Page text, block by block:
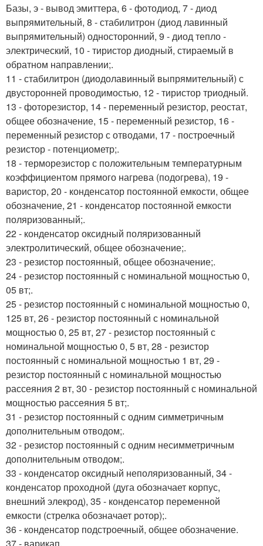
Базы, э - вывод эмиттера, 6 - фотодиод, 7 - диод
выпрямительный, 8 - стабилитрон (диод лавинный
выпрямительный) односторонний, 9 - диод тепло -
электрический, 10 - тиристор диодный, стираемый в
обратном направлении;.
11 - стабилитрон (диодолавинный выпрямительный) с
двусторонней проводимостью, 12 - тиристор триодный.
13 - фоторезистор, 14 - переменный резистор, реостат,
общее обозначение, 15 - переменный резистор, 16 -
переменный резистор с отводами, 17 - построечный
резистор - потенциометр;.
18 - терморезистор с положительным температурным
коэффициентом прямого нагрева (подогрева), 19 -
варистор, 20 - конденсатор постоянной емкости, общее
обозначение, 21 - конденсатор постоянной емкости
поляризованный;.
22 - конденсатор оксидный поляризованный
электролитический, общее обозначение;.
23 - резистор постоянный, общее обозначение;.
24 - резистор постоянный с номинальной мощностью 0,
05 вт;.
25 - резистор постоянный с номинальной мощностью 0,
125 вт, 26 - резистор постоянный с номинальной
мощностью 0, 25 вт, 27 - резистор постоянный с
номинальной мощностью 0, 5 вт, 28 - резистор
постоянный с номинальной мощностью 1 вт, 29 -
резистор постоянный с номинальной мощностью
рассеяния 2 вт, 30 - резистор постоянный с номинальной
мощностью рассеяния 5 вт;.
31 - резистор постоянный с одним симметричным
дополнительным отводом;.
32 - резистор постоянный с одним несимметричным
дополнительным отводом;.
33 - конденсатор оксидный неполяризованный, 34 -
конденсатор проходной (дуга обозначает корпус,
внешний элекрод), 35 - конденсатор переменной
емкости (стрелка обозначает ротор);.
36 - конденсатор подстроечный, общее обозначение.
37 - варикап.